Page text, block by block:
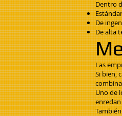
Dentro
De
De alta
Las
Si bien,
Uno de